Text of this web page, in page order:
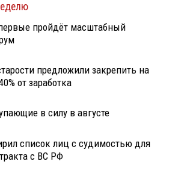
пройдёт масштабный
предложили закрепить на
от заработка
в силу в августе
список лиц с судимостью для
с ВС РФ